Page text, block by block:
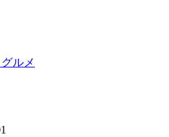
ルメ